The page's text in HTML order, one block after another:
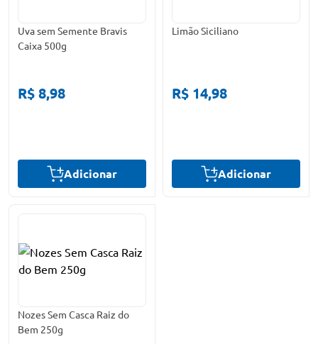
Uva sem Semente Bravis
Caixa 500g
R$ 8,98
Adicionar
Limão Siciliano
R$ 14,98
Adicionar
Nozes Sem Casca Raiz do
Bem 250g